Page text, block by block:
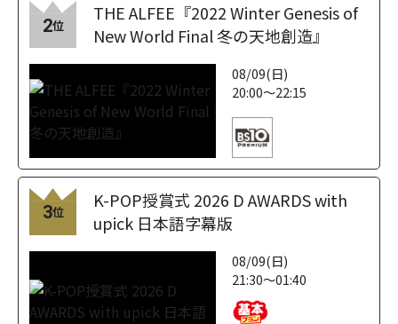
2位
THE ALFEE『2022 Winter Genesis of
New World Final 冬の天地創造』
08/09(日)
20:00～22:15
3位
K-POP授賞式 2026 D AWARDS with
upick 日本語字幕版
08/09(日)
21:30～01:40